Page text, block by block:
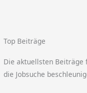
Top Beiträge
Die aktuellsten
die Jobsuche